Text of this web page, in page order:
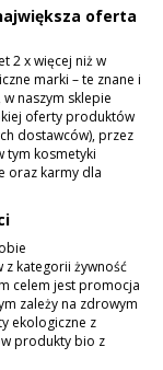
oferta
2 x więcej niż w
marki – te znane i
naszym sklepie
oferty produktów
dostawców), przez
tym kosmetyki
oraz karmy dla
kategorii żywność
celem jest promocja
zależy na zdrowym
ekologiczne z
produkty bio z